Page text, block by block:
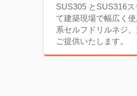
SUS305 とSUS316
て建築現場で幅広く
系セルフドリルネジ
ご提供いたします。